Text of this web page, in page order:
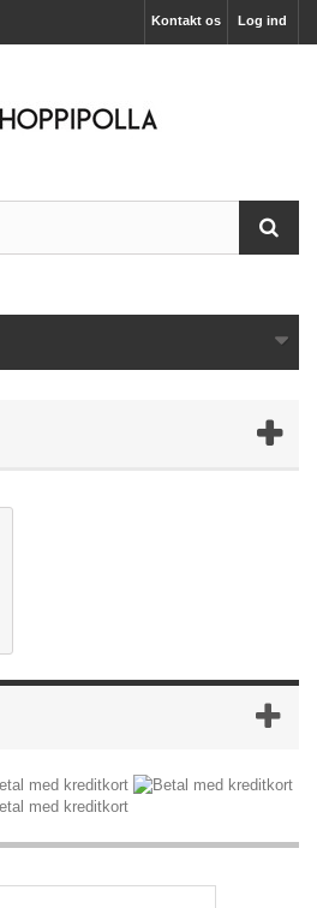
Log ind
Kontakt os